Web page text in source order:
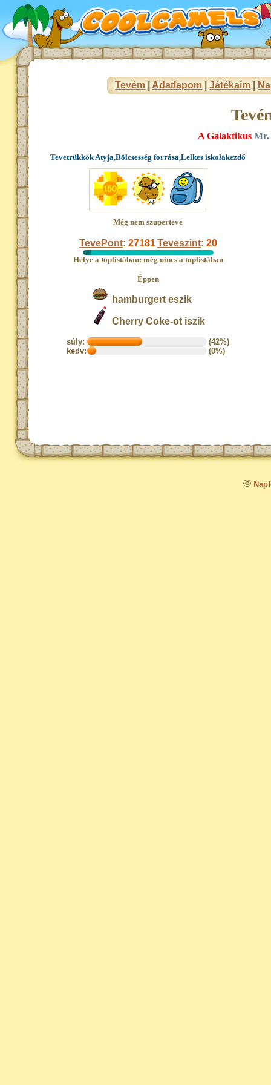
Tevém Adatlapom |Játékaim
A Galaktikus Mr.
Tevetrükkök Atyja,Bölcsesség forrása,Lelkes iskolakezdő
Még nem szuperteve
TevePont: 27181Teveszint: 20
Helye a toplistában: még nincs a toplistában
Éppen
hamburgert eszik
Cherry Coke-ot iszik
súly:
(42%)
kedv:
(0%)
©